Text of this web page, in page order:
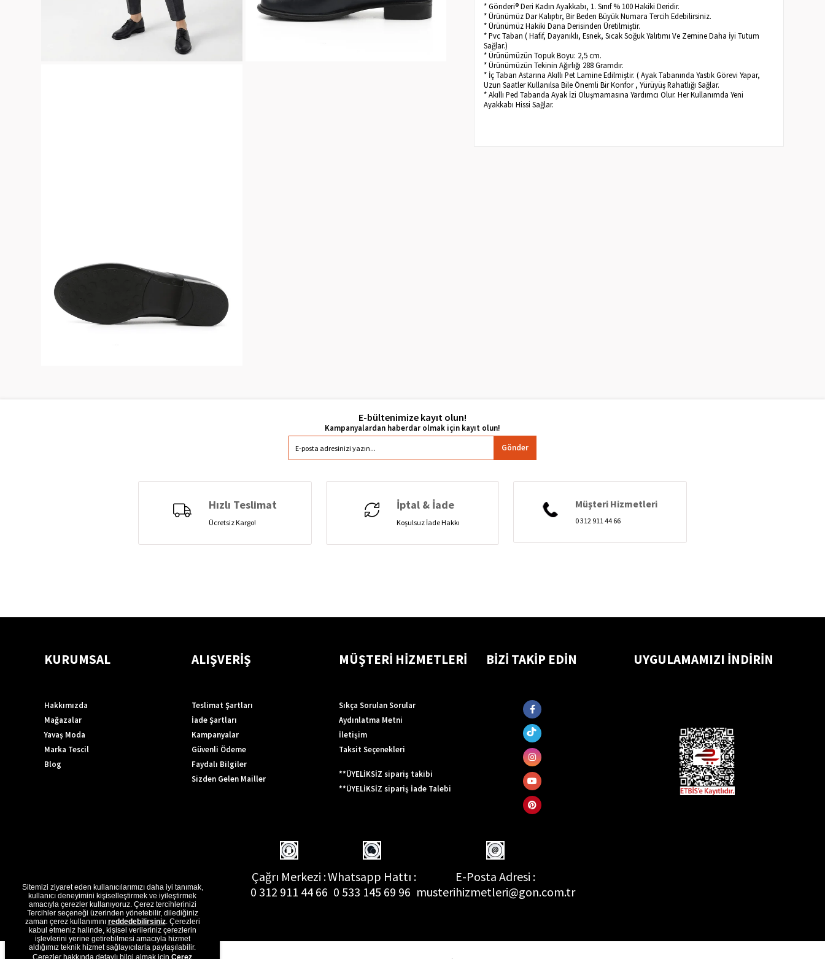
* Gönderi® Deri Kadın Ayakkabı, 1. Sınıf % 100 Hakiki Deridir.
* Ürünümüz Dar Kalıptır, Bir Beden Büyük Numara Tercih Edebilirsiniz.
* Ürünümüz Hakiki Dana Derisinden Üretilmiştir.
* Pvc Taban ( Hafif, Dayanıklı, Esnek, Sıcak Soğuk Yalıtımı Ve Zemine Daha İyi Tutum
Sağlar.)
* Ürünümüzün Topuk Boyu: 2,5 cm.
* Ürünümüzün Tekinin Ağırlığı 288 Gramdır.
* İç Taban Astarına Akıllı Pet Lamine Edilmiştir. ( Ayak Tabanında Yastık Görevi Yapar,
Uzun Saatler Kullanılsa Bile Önemli Bir Konfor , Yürüyüş Rahatlığı Sağlar.
* Akıllı Ped Tabanda Ayak İzi Oluşmamasına Yardımcı Olur. Her Kullanımda Yeni
Ayakkabı Hissi Sağlar.
E-bültenimize kayıt olun!
Gönder
Hızlı Teslimat
Ücretsiz Kargo!
İptal & İade
Koşulsuz İade Hakkı
Müşteri Hizmetleri
0 312 911 44 66
KURUMSAL
Hakkımızda
Mağazalar
Yavaş Moda
Marka Tescil
Blog
ALIŞVERİŞ
Teslimat Şartları
İade Şartları
Kampanyalar
Güvenli Ödeme
Faydalı Bilgiler
Sizden Gelen Mailler
MÜŞTERİ HİZMETLERİ
Sıkça Sorulan Sorular
Aydınlatma Metni
İletişim
Taksit Seçenekleri
**ÜYELİKSİZ sipariş takibi
**ÜYELİKSİZ sipariş İade Talebi
BİZİ TAKİP EDİN UYGULAMAMIZI İNDİRİN
Çağrı Merkezi :
0 312 911 44 66
Whatsapp Hattı :
0 533 145 69 96
E-Posta Adresi :
musterihizmetleri@gon.com.tr
Sitemizi ziyaret eden kullanıcılarımızı daha iyi tanımak,
kullanıcı deneyimini kişiselleştirmek ve iyileştirmek
amacıyla çerezler kullanıyoruz. Çerez tercihlerinizi
Tercihler seçeneği üzerinden yönetebilir, dilediğiniz
zaman çerez kullanımını reddedebilirsiniz. Çerezleri
kabul etmeniz halinde, kişisel verileriniz çerezlerin
işlevlerini yerine getirebilmesi amacıyla hizmet
aldığımız teknik hizmet sağlayıcılarla paylaşılabilir.
Çerezler hakkında detaylı bilgi almak için Çerez